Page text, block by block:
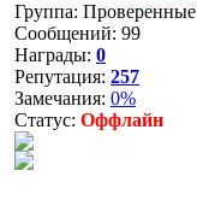
Группа: Проверенные
Сообщений: 99
Награды: 0
Репутация: 257
Замечания: 0%
Статус: Оффлайн